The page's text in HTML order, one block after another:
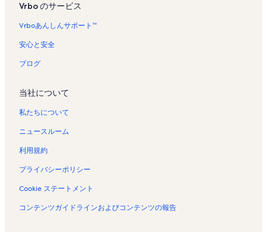
Vrbo のサービス
Vrboあんしんサポート™
安心と安全
ブログ
当社について
私たちについて
ニュースルーム
利用規約
プライバシーポリシー
Cookie ステートメント
コンテンツガイドラインおよびコンテンツの報告